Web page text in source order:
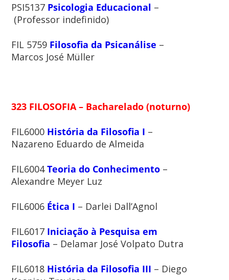
PSI5137 Psicologia Educacional –
(Professor indefinido)
FIL 5759 Filosofia da Psicanálise –
Marcos José Müller
323 FILOSOFIA – Bacharelado (noturno)
FIL6000 História da Filosofia I –
Nazareno Eduardo de Almeida
FIL6004Teoria do Conhecimento –
Alexandre Meyer Luz
FIL6006 Ética I – Darlei Dall’Agnol
FIL6017 Iniciação à Pesquisa em
Filosofia – Delamar José Volpato Dutra
FIL6018 História da Filosofia III – Diego